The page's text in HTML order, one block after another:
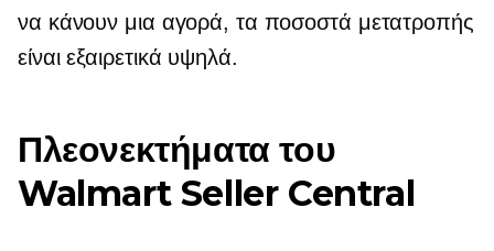
να κάνουν μια αγορά, τα ποσοστά μετατροπής
είναι εξαιρετικά υψηλά.
Πλεονεκτήματα του
Walmart Seller Central